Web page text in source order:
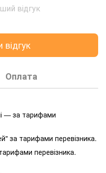
відгук
Оплата
— за тарифами
за тарифами перевізника.
перевізника.